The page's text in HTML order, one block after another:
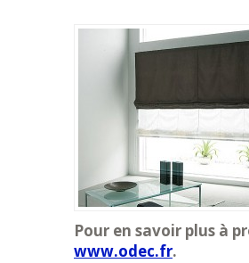
Billets d'humeur
Etudes et enquêtes
Pour en savoir plus à
www.odec.fr.